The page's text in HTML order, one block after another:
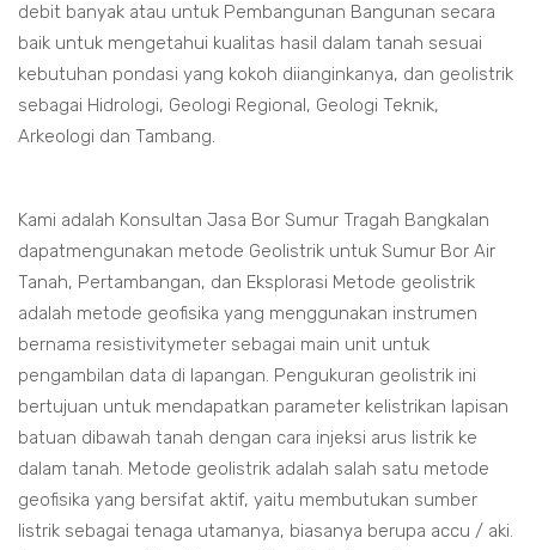
debit banyak atau untuk Pembangunan Bangunan secara
baik untuk mengetahui kualitas hasil dalam tanah sesuai
kebutuhan pondasi yang kokoh diianginkanya, dan geolistrik
sebagai Hidrologi, Geologi Regional, Geologi Teknik,
Arkeologi dan Tambang.
Kami adalah Konsultan Jasa Bor Sumur Tragah Bangkalan
dapatmengunakan metode Geolistrik untuk Sumur Bor Air
Tanah, Pertambangan, dan Eksplorasi Metode geolistrik
adalah metode geofisika yang menggunakan instrumen
bernama resistivitymeter sebagai main unit untuk
pengambilan data di lapangan. Pengukuran geolistrik ini
bertujuan untuk mendapatkan parameter kelistrikan lapisan
batuan dibawah tanah dengan cara injeksi arus listrik ke
dalam tanah. Metode geolistrik adalah salah satu metode
geofisika yang bersifat aktif, yaitu membutukan sumber
listrik sebagai tenaga utamanya, biasanya berupa accu / aki.